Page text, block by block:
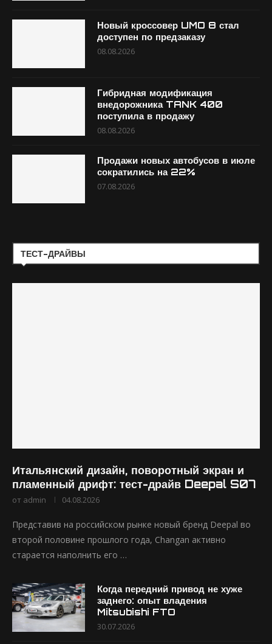
Новый кроссовер UMO 8 стал
доступен по предзаказу
08.08.2026
Гибридная модификация
внедорожника TANK 400
поступила в продажу
08.08.2026
Продажи новых автобусов в июле
сократились на 22%
07.08.2026
ТЕСТ-ДРАЙВЫ
Итальянский дизайн, поворотный экран и
пламенный дрифт: тест-драйв Deepal S07
от admin 04.08.2026
Представив на российском рынке новый бренд Deepal во
второй половине прошлого года, Changan активно
старается наполнить его …
Когда передний привод не хуже
заднего: опыт владения
Mitsubishi FTO
30.07.2026